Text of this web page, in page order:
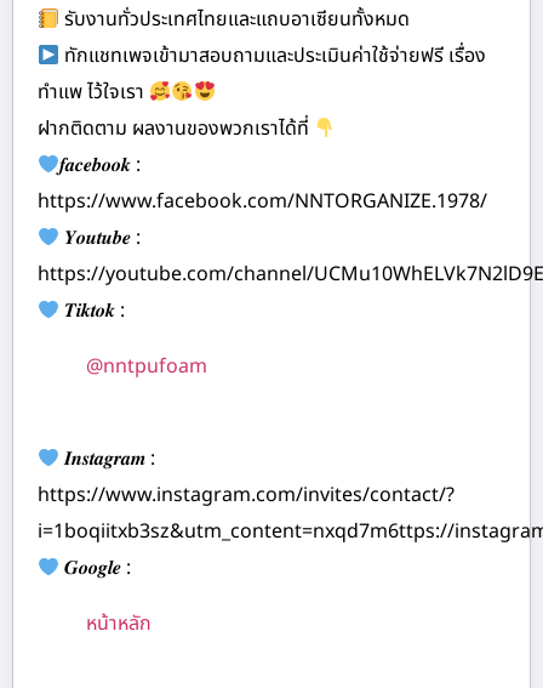
รับงานทั่วประเทศไทยและแถบอาเซียนทั้งหมด
ทักแชทเพจเข้ามาสอบถามและประเมินค่าใช้จ่ายฟรี เรื่อง
ทำแพ ไว้ใจเรา
ฝากติดตาม ผลงานของพวกเราได้ที่
𝒇𝒂𝒄𝒆𝒃𝒐𝒐𝒌 :
https://www.facebook.com/NNTORGANIZE.1978/
𝒀𝒐𝒖𝒕𝒖𝒃𝒆 :
https://youtube.com/channel/
𝑻𝒊𝒌𝒕𝒐𝒌 :
@nntpufoam
𝑰𝒏𝒔𝒕𝒂𝒈𝒓𝒂𝒎 :
https://www.instagram.com/invites/contact/?
i=1boqiitxb3sz&utm_content=nxqd7m6ttps://
𝑮𝒐𝒐𝒈𝒍𝒆 :
หน้าหลัก